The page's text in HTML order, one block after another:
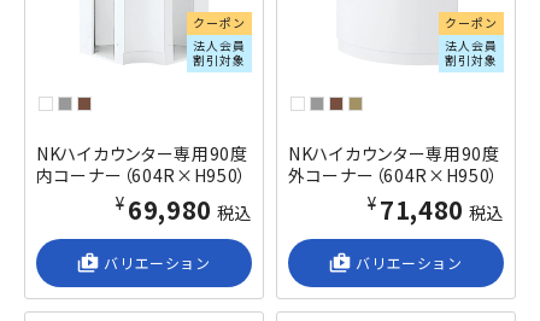
クーポン
法人会員
割引対象
NKハイカウンター専用90度
内コーナー（604R×H950）
¥69,980 税込
shop_2 バリエーション
クーポン
法人会員
割引対象
NKハイカウンター専用90度
外コーナー（604R×H950）
¥71,480 税込
shop_2 バリエーション